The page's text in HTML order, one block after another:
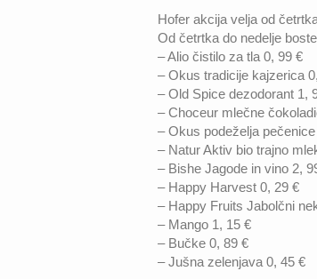
Hofer akcija velja od
Od četrtka do nedelje
– Alio čistilo za tla 0, 99 €
– Okus tradicije kajzerica
– Old Spice dezodorant 1,
– Choceur mlečne
– Okus podeželja
– Natur Aktiv bio trajno
– Bishe Jagode in vino 2,
– Happy Harvest 0, 29 €
– Happy Fruits Jabolčni
– Mango 1, 15 €
– Bučke 0, 89 €
– Jušna zelenjava 0, 45 €